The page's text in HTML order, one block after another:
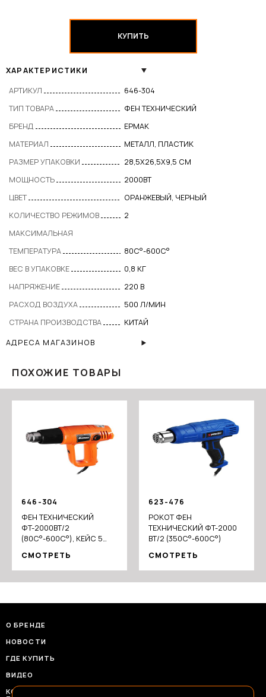
КУПИТЬ
ХАРАКТЕРИСТИКИ
АРТИКУЛ
646-304
ТИП ТОВАРА
ФЕН ТЕХНИЧЕСКИЙ
БРЕНД
ЕРМАК
МАТЕРИАЛ
МЕТАЛЛ, ПЛАСТИК
РАЗМЕР УПАКОВКИ
28,5X26,5X9,5 СМ
МОЩНОСТЬ
2000ВТ
ЦВЕТ
ОРАНЖЕВЫЙ, ЧЕРНЫЙ
КОЛИЧЕСТВО РЕЖИМОВ
2
МАКСИМАЛЬНАЯ
ТЕМПЕРАТУРА
80C°-600C°
ВЕС В УПАКОВКЕ
0,8 КГ
НАПРЯЖЕНИЕ
220 В
РАСХОД ВОЗДУХА
500 Л/МИН
СТРАНА ПРОИЗВОДСТВА
КИТАЙ
АДРЕСА МАГАЗИНОВ
ПОХОЖИЕ ТОВАРЫ
646-304
ФЕН ТЕХНИЧЕСКИЙ
ФТ-2000ВТ/2
(80C°-600C°), КЕЙС 5
СМОТРЕТЬ
623-476
РОКОТ ФЕН
ТЕХНИЧЕСКИЙ ФТ-2000
ВТ/2 (350C°-600C°)
СМОТРЕТЬ
О БРЕНДЕ
НОВОСТИ
ГДЕ КУПИТЬ
ВИДЕО
КОНТАКТЫ